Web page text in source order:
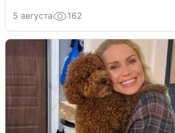
5 августа 162